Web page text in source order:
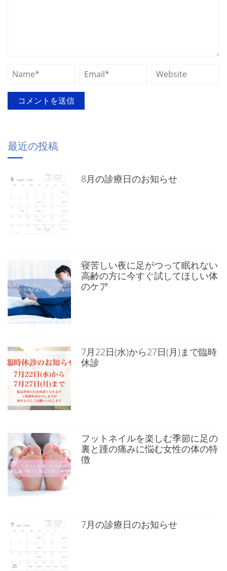
最近の投稿
8月の診療日のお知らせ
寝苦しい夜に足がつって眠れない
高齢の方に今すぐ試してほしい体
のケア
7月22日(水)から27日(月)まで臨時
休診
フットネイルを楽しむ季節に足の
裏と踵の痛みに悩む女性の体の特
徴
7月の診療日のお知らせ